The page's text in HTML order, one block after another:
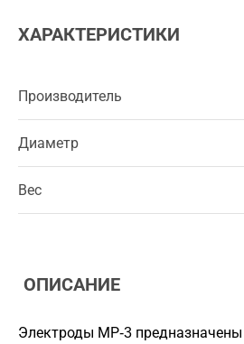
ХАРАКТЕРИСТИКИ
Производитель
Диаметр
Вес
ОПИСАНИЕ
Электроды МР-3 предназначены